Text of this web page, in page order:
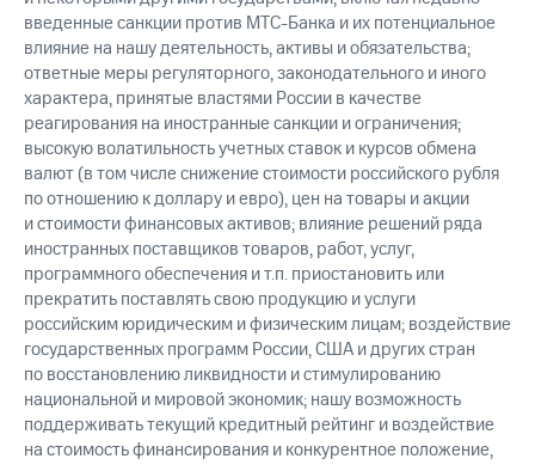
введенные санкции против МТС-Банка и их потенциальное
влияние на нашу деятельность, активы и обязательства;
ответные меры регуляторного, законодательного и иного
характера, принятые властями России в качестве
реагирования на иностранные санкции и ограничения;
высокую волатильность учетных ставок и курсов обмена
валют (в том числе снижение стоимости российского рубля
по отношению к доллару и евро), цен на товары и акции
и стоимости финансовых активов; влияние решений ряда
иностранных поставщиков товаров, работ, услуг,
программного обеспечения и т.п. приостановить или
прекратить поставлять свою продукцию и услуги
российским юридическим и физическим лицам; воздействие
государственных программ России, США и других стран
по восстановлению ликвидности и стимулированию
национальной и мировой экономик; нашу возможность
поддерживать текущий кредитный рейтинг и воздействие
на стоимость финансирования и конкурентное положение,